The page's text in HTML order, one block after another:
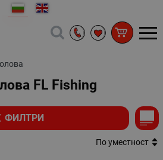
FL Fishing
ФИЛТРИ
По уместност